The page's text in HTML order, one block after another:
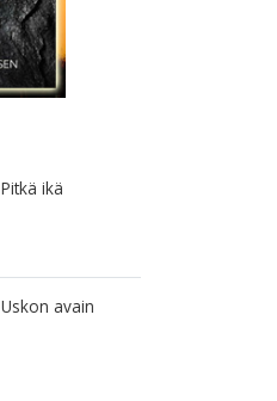
Pitkä ikä
Uskon avain